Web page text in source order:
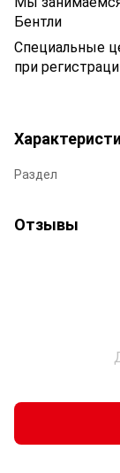
Бентли
Специальные
при
Раздел
Отзывы